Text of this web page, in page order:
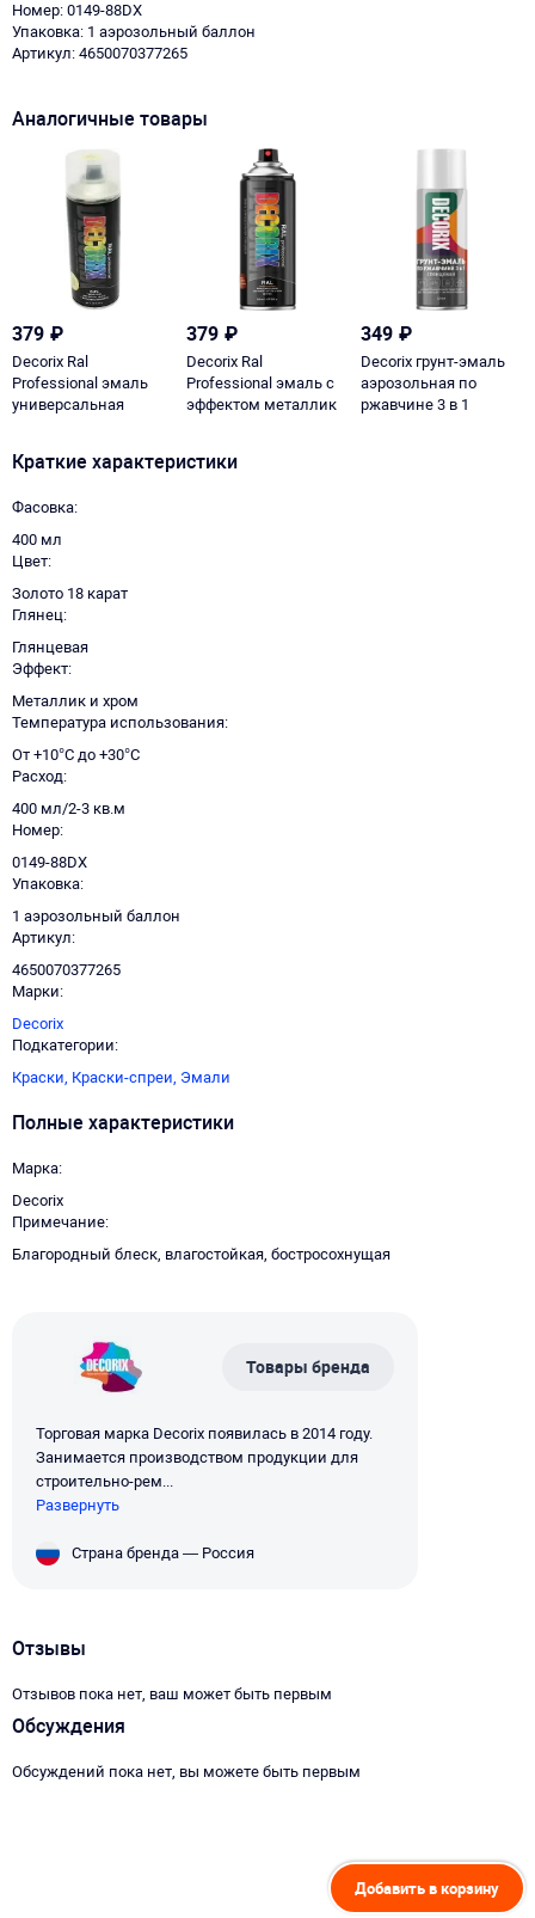
Номер: 0149-88DX
Упаковка: 1 аэрозольный баллон
Артикул: 4650070377265
Аналогичные товары
379 ₽
Decorix Ral
Professional эмаль
универсальная
379 ₽
Decorix Ral
Professional эмаль с
эффектом металлик
349 ₽
Decorix грунт-эмаль
аэрозольная по
ржавчине 3 в 1
Краткие характеристики
Фасовка
400 мл
Цвет
Золото 18 карат
Глянец
Глянцевая
Эффект
Металлик и хром
Температура использования
От +10°С до +30°С
Расход
400 мл/2-3 кв.м
Номер
0149-88DX
Упаковка
1 аэрозольный баллон
Артикул
4650070377265
Марки
Decorix
Подкатегории
Краски, Краски-спреи, Эмали
Полные характеристики
Марка
Decorix
Примечание
Благородный блеск, влагостойкая, бостросохнущая
Товары бренда
Торговая марка Decorix появилась в 2014 году.
Занимается производством продукции для
строительно-рем...
Развернуть
Страна бренда — Россия
Отзывы
Отзывов пока нет, ваш может быть первым
Обсуждения
Обсуждений пока нет, вы можете быть первым
Добавить в корзину